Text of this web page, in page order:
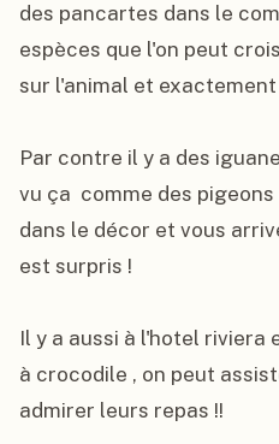
des pancartes dans le
espèces que l'on peut
sur l'animal et
Par contre il y a des
vu ça  comme des
dans le décor et vous
est surpris !
Il y a aussi à l'hotel riviera
à crocodile , on peut
admirer leurs repas !!